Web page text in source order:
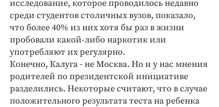
исследование, которое проводилось недавно
среди студентов столичных вузов, показало,
что более 40% из них хотя бы раз в жизни
пробовали какой-либо наркотик или
употребляют их регулярно.
Конечно, Калуга - не Москва. Но и у нас мнения
родителей по президентской инициативе
разделились. Некоторые считают, что в случае
положительного результата теста на ребенка